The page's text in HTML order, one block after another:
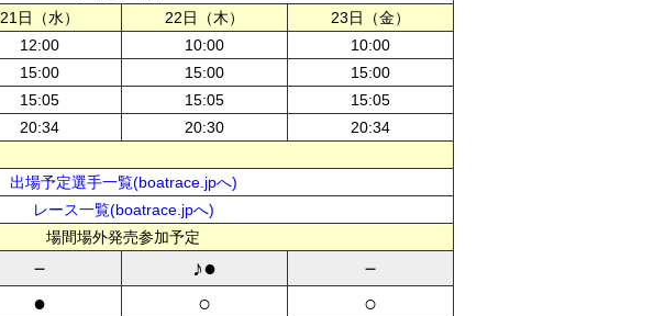
21日（水） 22日（木）
23日（金）
12:00 10:00
10:00
15:00 15:00
15:00
15:05 15:05
15:05
20:34 20:30
20:34
出場予定選手一覧(boatrace.jpへ)
レース一覧(boatrace.jpへ)
場間場外発売参加予定
－ ♪● －
● ○ ○